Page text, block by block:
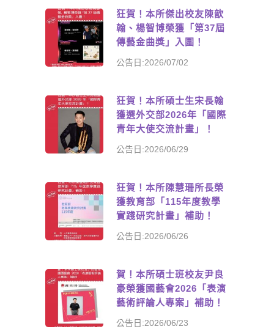
狂賀！本所傑出校友陳歆
翰、楊智博榮獲「第37屆
傳藝金曲獎」入圍！
公告日:2026/07/02
狂賀！本所碩士生宋長翰
獲選外交部2026年「國際
青年大使交流計畫」！
公告日:2026/06/29
狂賀！本所陳慧珊所長榮
獲教育部「115年度教學
實踐研究計畫」補助！
公告日:2026/06/26
賀！本所碩士班校友尹良
豪榮獲國藝會2026「表演
藝術評論人專案」補助！
公告日:2026/06/23